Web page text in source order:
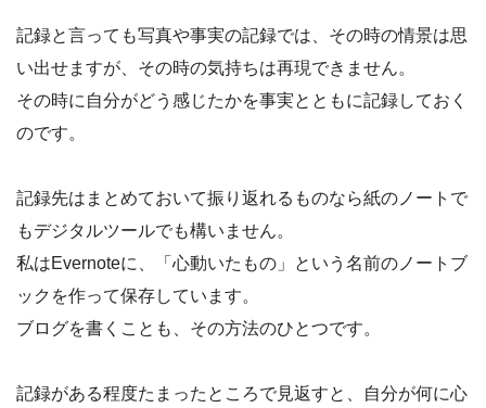
記録と言っても写真や事実の記録では、その時の情景は思
い出せますが、その時の気持ちは再現できません。
その時に自分がどう感じたかを事実とともに記録しておく
のです。
記録先はまとめておいて振り返れるものなら紙のノートで
もデジタルツールでも構いません。
私はEvernoteに、「心動いたもの」という名前のノートブ
ックを作って保存しています。
ブログを書くことも、その方法のひとつです。
記録がある程度たまったところで見返すと、自分が何に心